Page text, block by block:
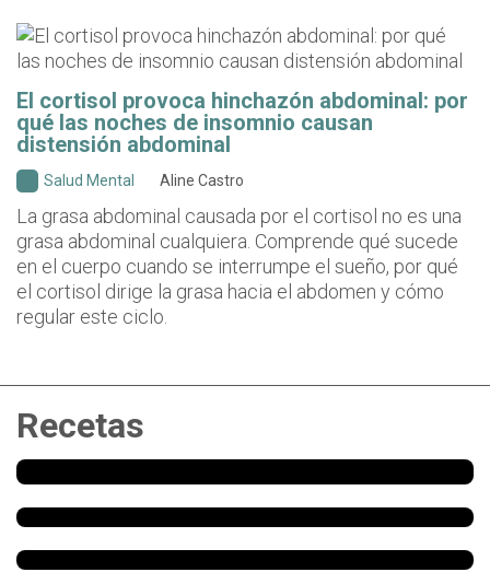
El cortisol provoca hinchazón abdominal: por
qué las noches de insomnio causan
distensión abdominal
Salud Mental Aline Castro
La grasa abdominal causada por el cortisol no es una
grasa abdominal cualquiera. Comprende qué sucede
en el cuerpo cuando se interrumpe el sueño, por qué
el cortisol dirige la grasa hacia el abdomen y cómo
regular este ciclo.
Recetas